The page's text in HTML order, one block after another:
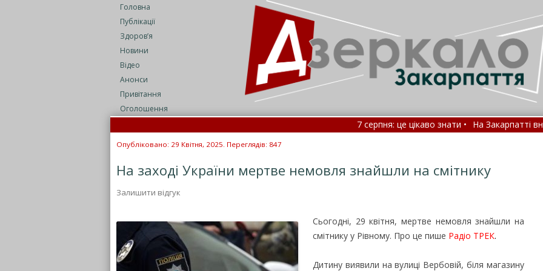
Головна
Публікації
Здоров’я
Новини
Відео
Анонси
Привітання
Оголошення
7 серпня: це цікаво знати • На Закарпатті
Який тиск не є нормою: МОЗ назвало цифри •
Опубліковано: 29 Квітня, 2025. Переглядів: 847
На заході України мертве немовля знайшли на смітнику
Залишити відгук
Сьогодні, 29 квітня, мертве немовля знайшли на
смітнику у Рівному. Про це пише Радіо ТРЕК.
Дитину виявили на вулиці Вербовій, біля магазину